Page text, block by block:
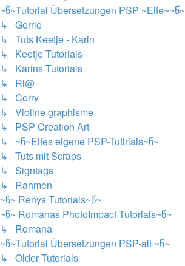
~წ~Tutorial Übersetzungen PSP ~Elfe~~წ~
↳ Gerrie
↳ Tuts Keetje - Karin
↳ Keetje Tutorials
↳ Karins Tutorials
↳ Ri@
↳ Corry
↳ Violine graphisme
↳ PSP Creation Art
↳ ~წ~Elfes eigene PSP-Tutirials~წ~
↳ Tuts mit Scraps
↳ Signtags
↳ Rahmen
~წ~ Renys Tutorials~წ~
~წ~ Romanas PhotoImpact Tutorials~წ~
↳ Romana
~წ~Tutorial Übersetzungen PSP-alt ~წ~
↳ Older Tutorials